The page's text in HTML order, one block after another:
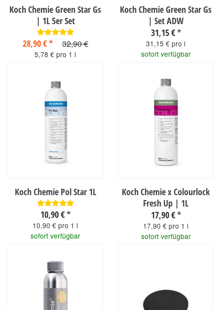
Koch Chemie Green Star Gs
| 1L 5er Set
28,90 €* 32,90 €
5,78 € pro 1 l
Koch Chemie Green Star Gs
| Set ADW
31,15 €*
31,15 € pro l
sofort verfügbar
Koch Chemie Pol Star 1L
10,90 €*
10,90 € pro 1 l
sofort verfügbar
Koch Chemie x Colourlock
Fresh Up | 1L
17,90 €*
17,90 € pro 1 l
sofort verfügbar